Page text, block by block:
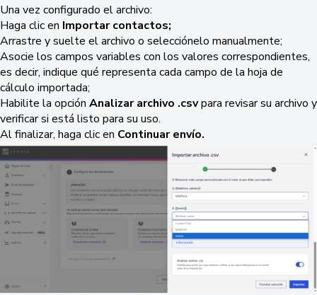
Una vez configurado el archivo:
Haga clic en Importar contactos;
Arrastre y suelte el archivo o selecciónelo manualmente;
Asocie los campos variables con los valores correspondientes,
es decir, indique qué representa cada campo de la hoja de
cálculo importada;
Habilite la opción Analizar archivo .csvpara revisar su archivo y
verificar si está listo para su uso.
Al finalizar, haga clic en Continuar envío.